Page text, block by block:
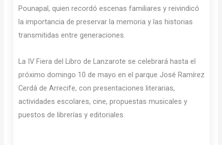
Pounapal, quien recordó escenas familiares y reivindicó
la importancia de preservar la memoria y las historias
transmitidas entre generaciones.
La IV Fiera del Libro de Lanzarote se celebrará hasta el
próximo domingo 10 de mayo en el parque José Ramírez
Cerdá de Arrecife, con presentaciones literarias,
actividades escolares, cine, propuestas musicales y
puestos de librerías y editoriales.